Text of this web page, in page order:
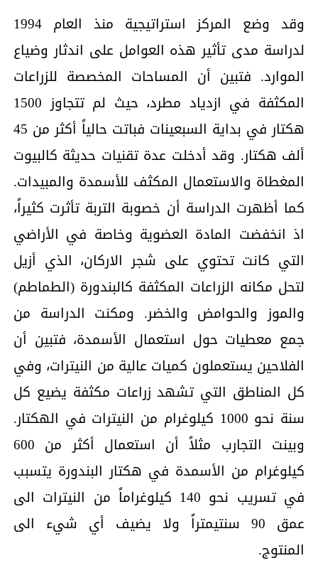
وقد وضع المركز استراتيجية منذ العام 1994
لدراسة مدى تأثير هذه العوامل على اندثار وضياع
الموارد. فتبين أن المساحات المخصصة للزراعات
المكثفة في ازدياد مطرد، حيث لم تتجاوز 1500
هكتار في بداية السبعينات فباتت حالياً أكثر من 45
ألف هكتار. وقد أدخلت عدة تقنيات حديثة كالبيوت
المغطاة والاستعمال المكثف للأسمدة والمبيدات.
كما أظهرت الدراسة أن خصوبة التربة تأثرت كثيراً،
اذ انخفضت المادة العضوية وخاصة في الأراضي
التي كانت تحتوي على شجر الاركان، الذي أزيل
لتحل مكانه الزراعات المكثفة كالبندورة (الطماطم)
والموز والحوامض والخضر. ومكنت الدراسة من
جمع معطيات حول استعمال الأسمدة، فتبين أن
الفلاحين يستعملون كميات عالية من النيترات، وفي
كل المناطق التي تشهد زراعات مكثفة يضيع كل
سنة نحو 1000 كيلوغرام من النيترات في الهكتار.
وبينت التجارب مثلاً أن استعمال أكثر من 600
كيلوغرام من الأسمدة في هكتار البندورة يتسبب
في تسريب نحو 140 كيلوغراماً من النيترات الى
عمق 90 سنتيمتراً ولا يضيف أي شيء الى
المنتوج.